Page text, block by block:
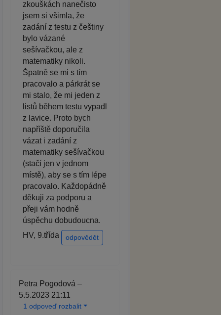
zkouškách nanečisto
jsem si všimla, že
zadání z testu z češtiny
bylo vázané
sešívačkou, ale z
matematiky nikoli.
Špatně se mi s tím
pracovalo a párkrát se
mi stalo, že mi jeden z
listů během testu vypadl
z lavice. Proto bych
napříště doporučila
vázat i zadání z
matematiky sešívačkou
(stačí jen v jednom
místě), aby se s tím lépe
pracovalo. Každopádně
děkuji za podporu a
přeji vám hodně
úspěchu dobudoucna.
HV, 9.třída
odpovědět
Petra Pogodová –
5.5.2023 21:11
1 odpoveď rozbalit